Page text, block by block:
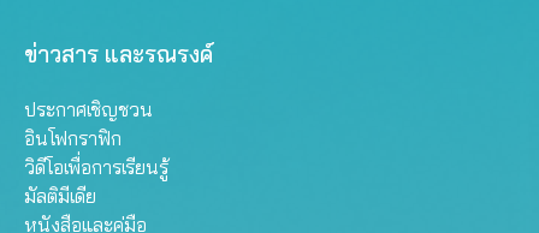
ข่าวสาร และรณรงค์
ประกาศเชิญชวน
อินโฟกราฟิก
วิดีโอเพื่อการเรียนรู้
มัลติมีเดีย
หนังสือและคู่มือ